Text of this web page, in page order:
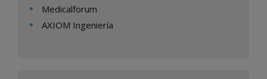
Medicalforum
AXIOM Ingeniería